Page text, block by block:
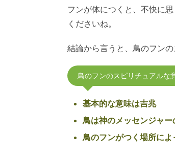
フンが体につくと、不快に
くださいね。
結論から言うと、鳥のフン
鳥のフンのスピリチュアルな
基本的な意味は吉兆
鳥は神のメッセンジャ
鳥のフンがつく場所に